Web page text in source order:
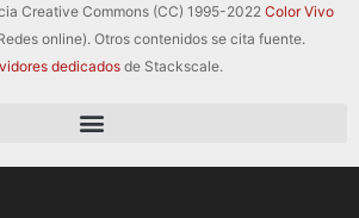
Creative Commons (CC) 1995-2022 Color Vivo
online). Otros contenidos se cita fuente.
dedicados de Stackscale.